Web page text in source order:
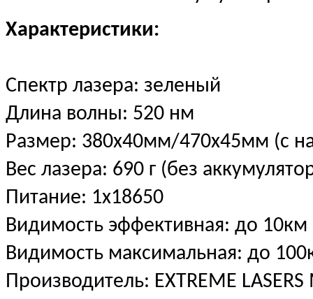
Характеристики:
Спектр лазера: зеленый
Длина волны: 520 нм
Размер: 380х40мм/470х45мм (с
Вес лазера: 690 г (без
Питание: 1х18650
Видимость эффективная: до 10км
Видимость максимальная: до
Производитель: EXTREME